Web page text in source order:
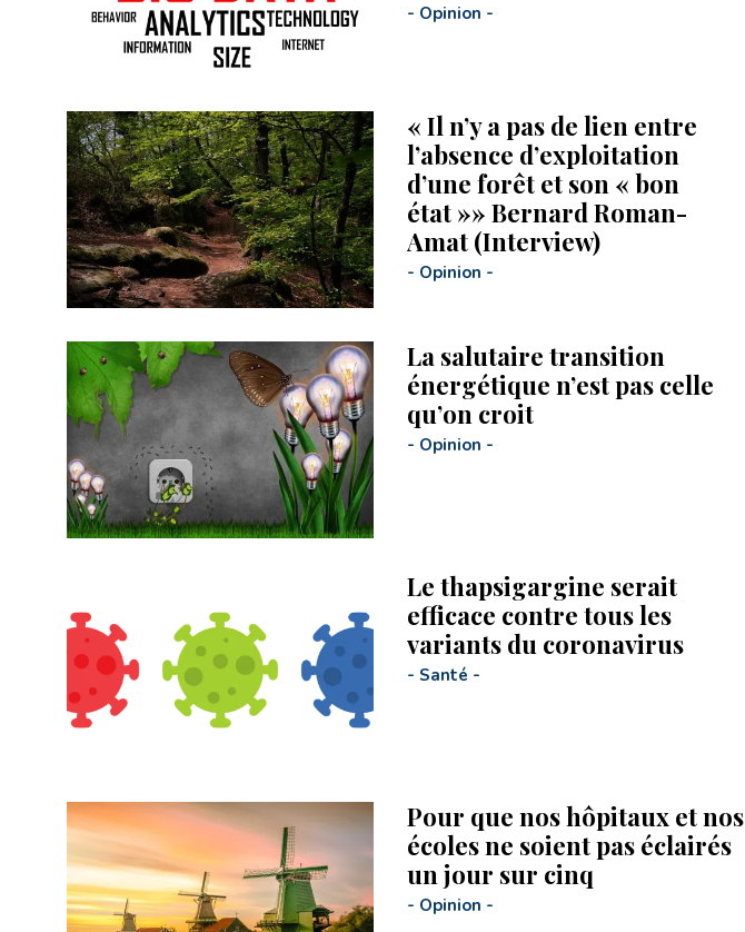
- Opinion -
« Il n’y a pas de lien entre
l’absence d’exploitation
d’une forêt et son « bon
état »» Bernard Roman-
Amat (Interview)
- Opinion -
La salutaire transition
énergétique n’est pas celle
qu’on croit
- Opinion -
Le thapsigargine serait
efficace contre tous les
variants du coronavirus
- Santé -
Pour que nos hôpitaux et nos
écoles ne soient pas éclairés
un jour sur cinq
- Opinion -